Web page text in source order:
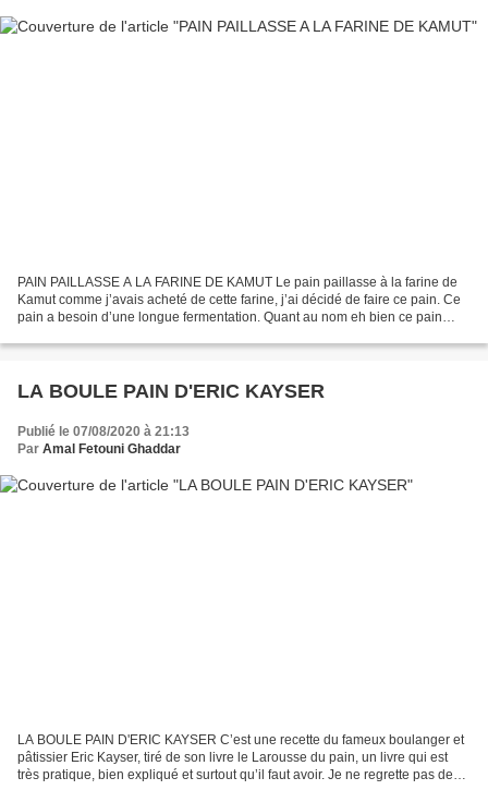
PAIN PAILLASSE A LA FARINE DE KAMUT Le pain paillasse à la farine de
Kamut comme j’avais acheté de cette farine, j’ai décidé de faire ce pain. Ce
pain a besoin d’une longue fermentation. Quant au nom eh bien ce pain
LA BOULE PAIN D'ERIC KAYSER
Publié le 07/08/2020 à 21:13
Par Amal Fetouni Ghaddar
LA BOULE PAIN D'ERIC KAYSER C’est une recette du fameux boulanger et
pâtissier Eric Kayser, tiré de son livre le Larousse du pain, un livre qui est
très pratique, bien expliqué et surtout qu’il faut avoir. Je ne regrette pas de